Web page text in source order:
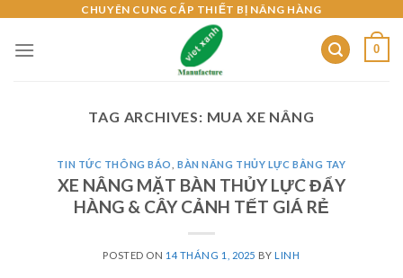
content
CHUYÊN CUNG CẤP THIẾT BỊ NÂNG HÀNG
0
TAG ARCHIVES: MUA XE NÂNG
TIN TỨC THÔNG BÁO ,BÀN NÂNG THỦY LỰC BẰNG TAY
XE NÂNG MẶT BÀN THỦY LỰC ĐẨY
HÀNG & CÂY CẢNH TẾT GIÁ RẺ
POSTED ON 14 THÁNG 1, 2025 BYLINH